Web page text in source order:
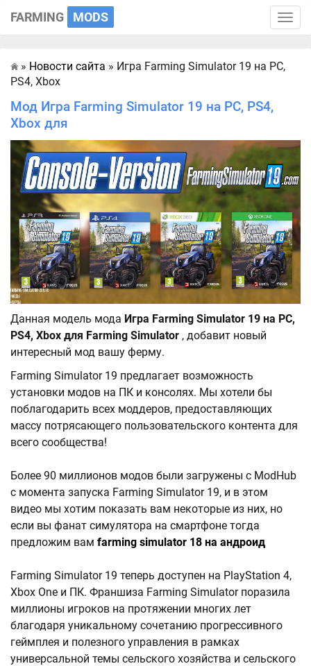
Toggle
FARMING MODS
Главная
» Новости сайта » Игра Farming Simulator 19 на PC,
PS4, Xbox
Мод Игра Farming Simulator 19 на PC, PS4,
Xbox для
Данная модель мода Игра Farming Simulator 19 на PC,
PS4, Xbox для Farming Simulator , добавит новый
интересный мод вашу ферму.
Farming Simulator 19 предлагает возможность
установки модов на ПК и консолях. Мы хотели бы
поблагодарить всех моддеров, предоставляющих
массу потрясающего пользовательского контента для
всего сообщества!
Более 90 миллионов модов были загружены с ModHub
с момента запуска Farming Simulator 19, и в этом
видео мы хотим показать вам некоторые из них, но
если вы фанат симулятора на смартфоне тогда
предложим вам farming simulator 18 на андроид
Farming Simulator 19 теперь доступен на PlayStation 4,
Xbox One и ПК. Франшиза Farming Simulator поразила
миллионы игроков на протяжении многих лет
благодаря уникальному сочетанию прогрессивного
геймплея и полезного управления в рамках
универсальной темы сельского хозяйства и сельского